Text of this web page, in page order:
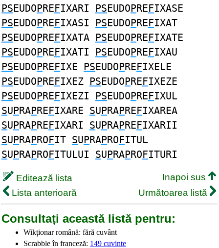
PSEUDOPREFIXARI PSEUDOPREFIXASE
PSEUDOPREFIXASI PSEUDOPREFIXAT
PSEUDOPREFIXATA PSEUDOPREFIXATE
PSEUDOPREFIXATI PSEUDOPREFIXAU
PSEUDOPREFIXE PSEUDOPREFIXELE
PSEUDOPREFIXEZ PSEUDOPREFIXEZE
PSEUDOPREFIXEZI PSEUDOPREFIXUL
SUPRAPREFIXARE SUPRAPREFIXAREA
SUPRAPREFIXARI SUPRAPREFIXARII
SUPRAPROFIT SUPRAPROFITUL
SUPRAPROFITULUI SUPRAPROFITURI
Editează lista
Inapoi sus
Lista anterioară
Următoarea listă
Consultați această listă pentru:
Wikționar română: fără cuvânt
Scrabble în franceză: 149 cuvinte